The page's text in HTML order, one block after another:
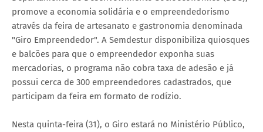
promove a economia solidária e o empreendedorismo
através da feira de artesanato e gastronomia denominada
"Giro Empreendedor". A Semdestur disponibiliza quiosques
e balcões para que o empreendedor exponha suas
mercadorias, o programa não cobra taxa de adesão e já
possui cerca de 300 empreendedores cadastrados, que
participam da feira em formato de rodízio.
Nesta quinta-feira (31), o Giro estará no Ministério Público,